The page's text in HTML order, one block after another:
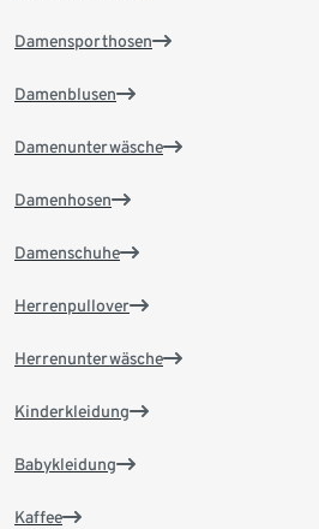
Damensporthosen
Damenblusen
Damenunterwäsche
Damenhosen
Damenschuhe
Herrenpullover
Herrenunterwäsche
Kinderkleidung
Babykleidung
Kaffee